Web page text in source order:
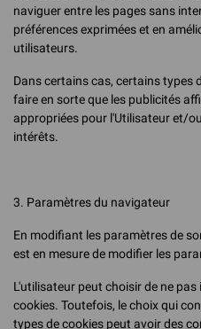
naviguer entre les pages sans
préférences exprimées et en
utilisateurs.
Dans certains cas, certains types
faire en sorte que les publicités
appropriées pour l'Utilisateur et/
intérêts.
3. Paramètres du navigateur
En modifiant les paramètres de
est en mesure de modifier les
L'utilisateur peut choisir de ne
cookies. Toutefois, le choix qui
types de cookies peut avoir des